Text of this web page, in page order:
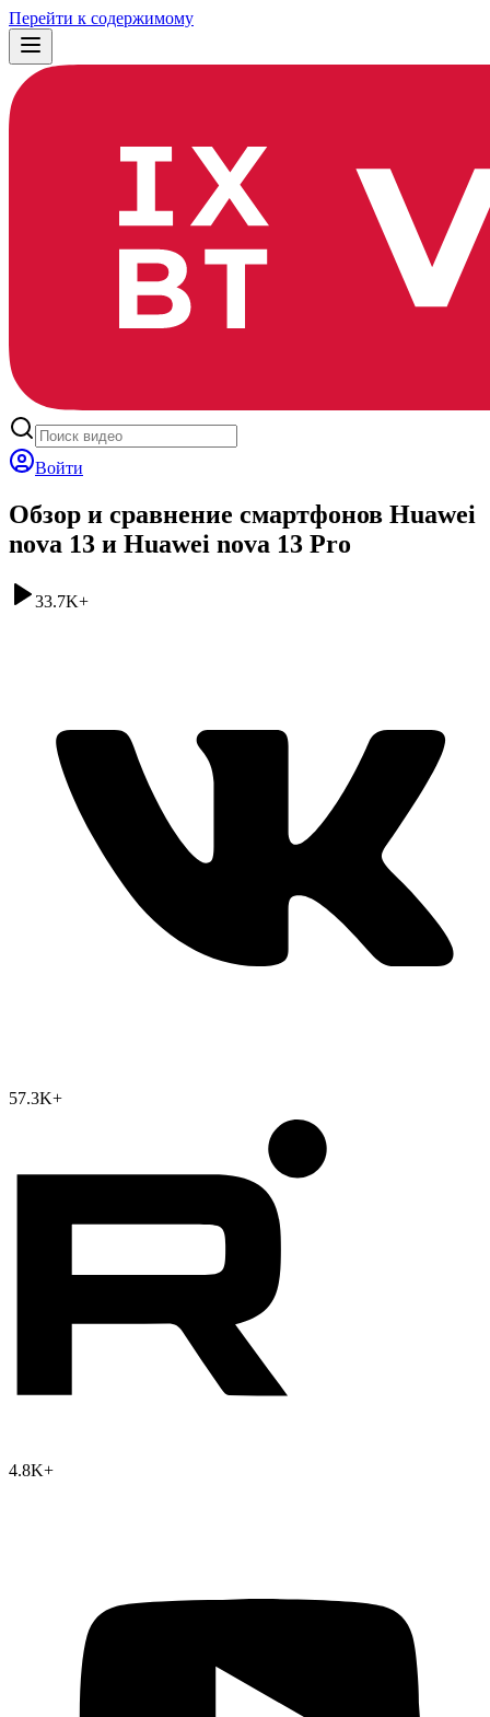
Перейти к содержимому
Войти
Обзор и сравнение смартфонов Huawei
nova 13 и Huawei nova 13 Pro
33.7K+
57.3K+
4.8K+